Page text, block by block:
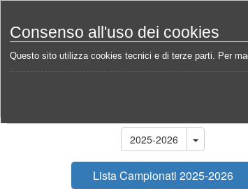
Consenso all'uso dei cookies
Questo sito utilizza cookies tecnici e di terze parti. Per
Home Campionati Belgio - Jupiler
2025-2026
Lista Campionati 2025-2026